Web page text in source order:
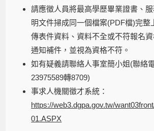
請應徵人員將最高學歷畢業證書、
明文件掃成同一個檔案(PDF檔)完整
傳表件資料、資料不全或不符報名
通知補件，並視為資格不符。
如有疑義請聯絡人事室簡小姐(聯絡
23975589轉8709)
事求人機關徵才系統：
https://web3.dgpa.gov.tw/
01.ASPX